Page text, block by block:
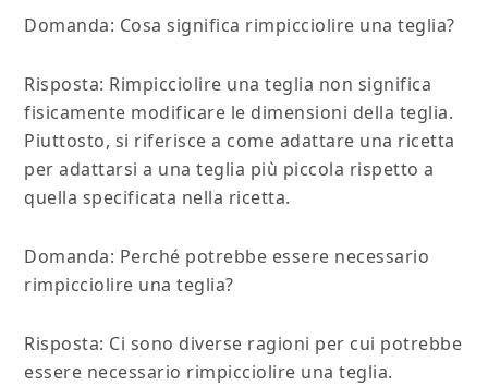
Domanda: Cosa significa rimpicciolire una teglia?
Risposta: Rimpicciolire una teglia non significa
fisicamente modificare le dimensioni della teglia.
Piuttosto, si riferisce a come adattare una ricetta
per adattarsi a una teglia più piccola rispetto a
quella specificata nella ricetta.
Domanda: Perché potrebbe essere necessario
rimpicciolire una teglia?
Risposta: Ci sono diverse ragioni per cui potrebbe
essere necessario rimpicciolire una teglia.